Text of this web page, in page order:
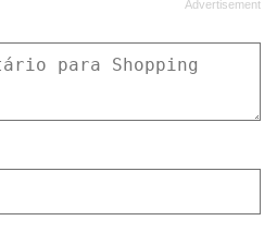
ENCANTO DO CAFÉ
FARMÁCIA SANTA LÚCIA